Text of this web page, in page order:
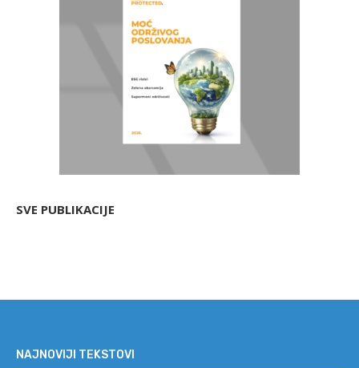
SVE PUBLIKACIJE
NAJNOVIJI TEKSTOVI